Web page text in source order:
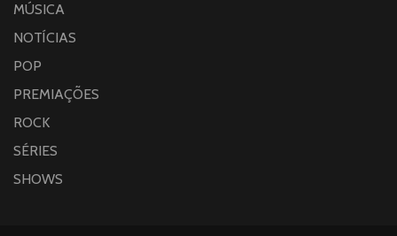
MÚSICA
NOTÍCIAS
POP
PREMIAÇÕES
ROCK
SÉRIES
SHOWS